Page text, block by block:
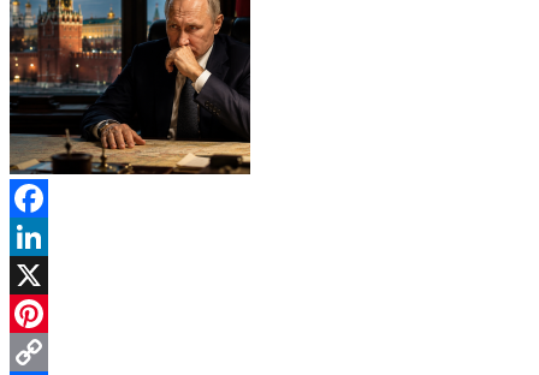
Facebook
LinkedIn
X
Pinterest